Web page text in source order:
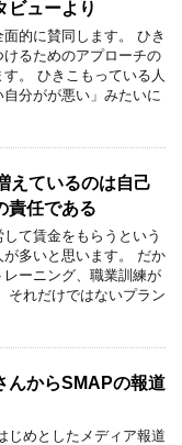
ビューより
的に賛同します。 ひき
るためのアプローチの
。 ひきこもっている人
分がが悪い」みたいに
えているのは自己
責任である
て賃金をもらうという
多いと思います。 だか
ーニング、職業訓練が
それだけではないプラン
んからSMAPの報道
じめとしたメディア報道